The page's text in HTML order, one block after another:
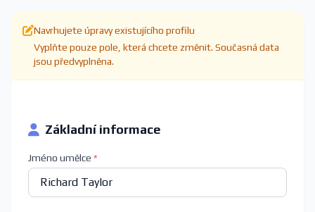
Navrhujete úpravy existujícího profilu
Vyplňte pouze pole, která chcete změnit. Současná data
jsou předvyplněna.
Základní informace
Jméno umělce *